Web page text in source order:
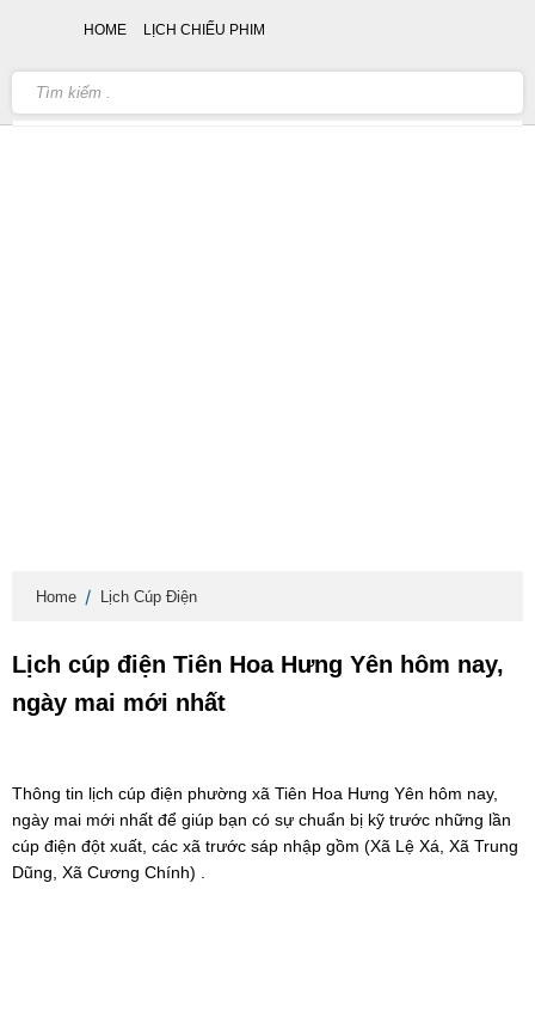
Home Lịch Cúp Điện
Lịch cúp điện Tiên Hoa Hưng Yên hôm nay,
ngày mai mới nhất
Thông tin lịch cúp điện phường xã Tiên Hoa Hưng Yên hôm nay,
ngày mai mới nhất để giúp bạn có sự chuẩn bị kỹ trước những lần
cúp điện đột xuất, các xã trước sáp nhập gồm (Xã Lệ Xá, Xã Trung
Dũng, Xã Cương Chính) .
HOME LỊCH CHIẾU PHIM